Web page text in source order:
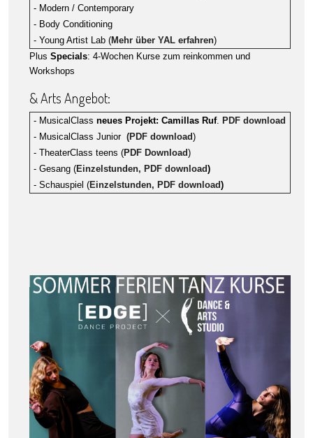
- Modern / Contemporary
- Body Conditioning
- Young Artist Lab (Mehr über YAL erfahren)
Plus Specials: 4-Wochen Kurse zum reinkommen und
Workshops
& Arts Angebot:
- MusicalClass neues Projekt: Camillas Ruf. PDF download
- MusicalClass Junior (PDF download)
- TheaterClass teens (PDF Download)
- Gesang (Einzelstunden, PDF download)
- Schauspiel (Einzelstunden, PDF download)